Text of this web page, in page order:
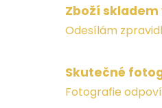
Zboží skladem
Odesílám
Skutečné
Fotografie